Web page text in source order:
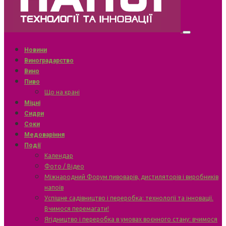
Новини
Виноградарство
Вино
Пиво
Що на крані
Міцні
Сидри
Соки
Медоваріння
Події
Календар
Фото / Відео
Міжнародний Форум пивоварів, дистиляторів і виробників
напоїв
Успішне садівництво і переробка: технології та інновації.
Вчимося перемагати!
Ягідництво і переробка в умовах воєнного стану: вчимося